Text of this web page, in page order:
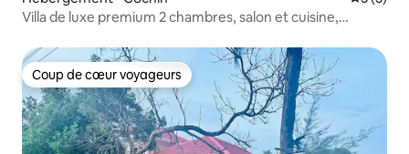
Villa de luxe premium 2 chambres, salon et cuisine,
Coup de cœur voyageurs
Coup de cœur voyageurs